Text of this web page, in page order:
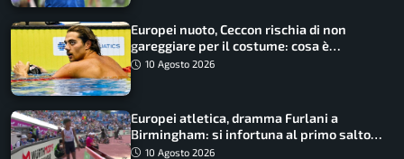
Europei nuoto, Ceccon rischia di non
gareggiare per il costume: cosa è
successo
10 Agosto 2026
Europei atletica, dramma Furlani a
Birmingham: si infortuna al primo salto
ed esce in carrozzina
10 Agosto 2026